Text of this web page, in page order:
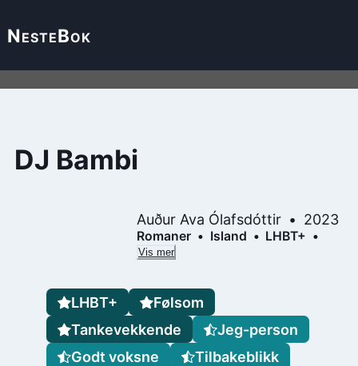
NesteBok
DJ Bambi
Auður Ava Ólafsdóttir 2023
Romaner Island LHBT+
Vis mer
LHBT+
Følsom
Tankevekkende
Jeg-person
Godt voksne
Tilbakeblikk